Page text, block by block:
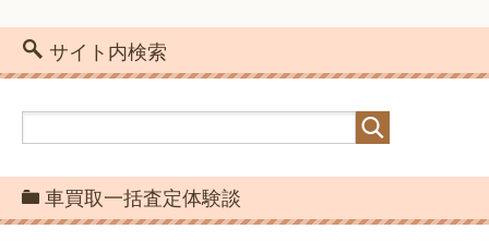
サイト内検索
車買取一括査定体験談